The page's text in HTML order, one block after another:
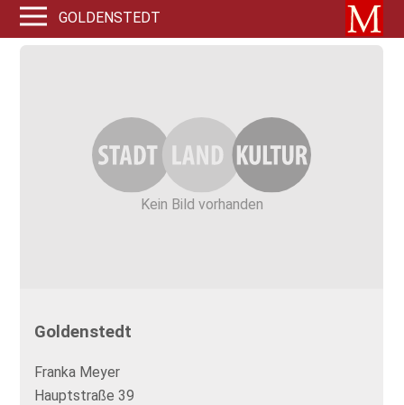
GOLDENSTEDT
Kein Bild vorhanden
Goldenstedt
Franka Meyer
Hauptstraße 39